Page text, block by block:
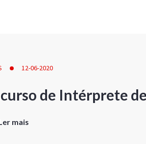
12-06-2020
de Intérprete
mais